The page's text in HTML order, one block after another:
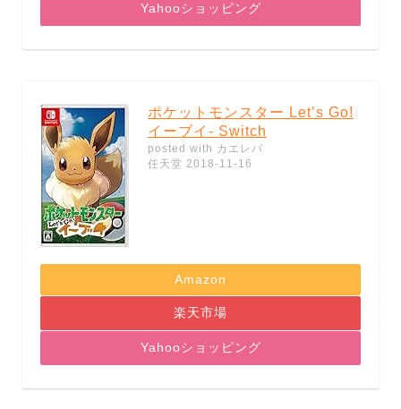
Yahooショッピング
ポケットモンスター Let’s Go!
イーブイ- Switch
posted with カエレバ
任天堂 2018-11-16
Amazon
楽天市場
Yahooショッピング